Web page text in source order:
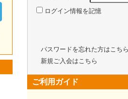
ログイン情報を記憶
パスワードを忘れた方はこち
新規ご入会はこちら
ご利用ガイド